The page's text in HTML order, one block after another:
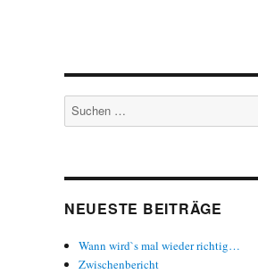
Suche
nach:
NEUESTE BEITRÄGE
Wann wird`s mal wieder richtig…
Zwischenbericht